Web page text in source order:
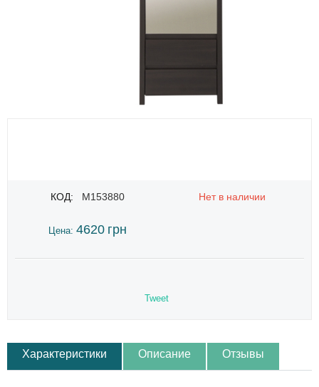
КОД: M153880 Нет в наличии
Цена: 4620 грн
Tweet
Характеристики Описание Отзывы